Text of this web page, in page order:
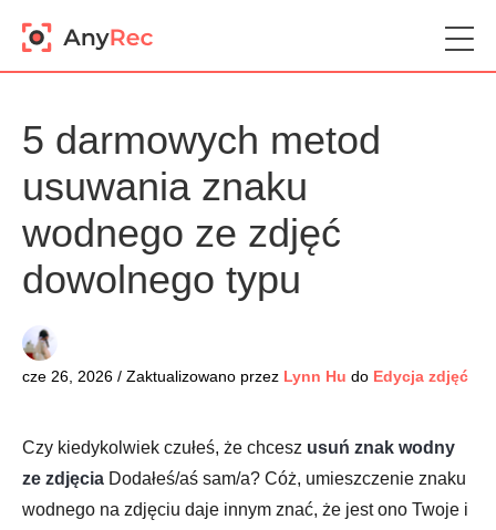
5 darmowych metod
usuwania znaku
wodnego ze zdjęć
dowolnego typu
cze 26, 2026 / Zaktualizowano przez Lynn Hu do Edycja zdjęć
Czy kiedykolwiek czułeś, że chcesz usuń znak wodny
ze zdjęcia Dodałeś/aś sam/a? Cóż, umieszczenie znaku
wodnego na zdjęciu daje innym znać, że jest ono Twoje i